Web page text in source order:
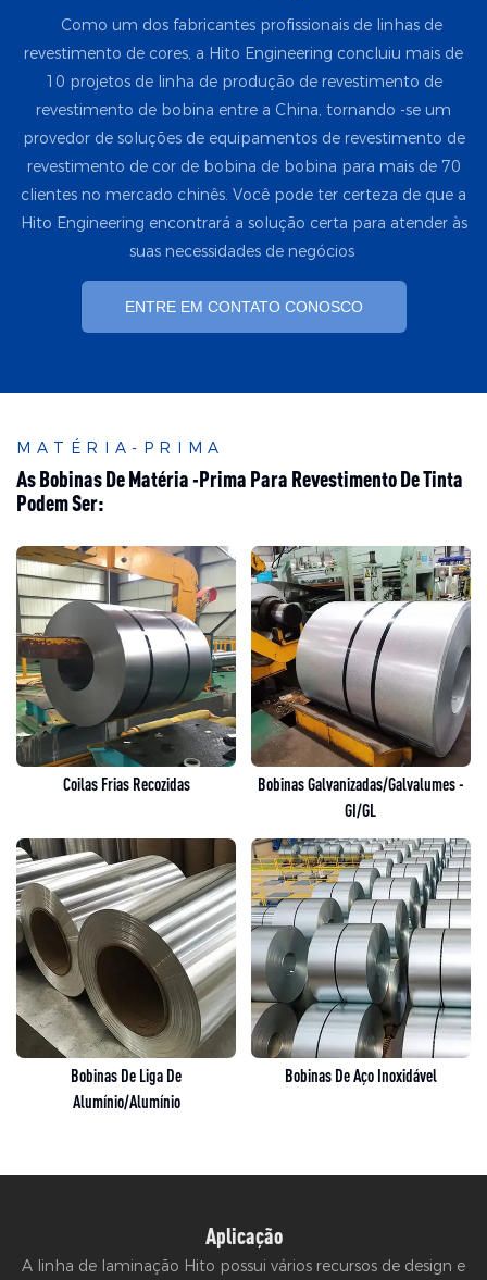
Como um dos fabricantes profissionais de linhas de
revestimento de cores, a Hito Engineering concluiu mais de
10 projetos de linha de produção de revestimento de
revestimento de bobina entre a China, tornando -se um
provedor de soluções de equipamentos de revestimento de
revestimento de cor de bobina de bobina para mais de 70
clientes no mercado chinês. Você pode ter certeza de que a
Hito Engineering encontrará a solução certa para atender às
suas necessidades de negócios
ENTRE EM CONTATO CONOSCO
MATÉRIA-PRIMA
As Bobinas De Matéria -prima Para Revestimento De Tinta
Podem Ser:
Coilas Frias Recozidas
Bobinas Galvanizadas/galvalumes -
GI/GL
Bobinas De Liga De
Alumínio/alumínio
Bobinas De Aço Inoxidável
Aplicação
A linha de laminação Hito possui vários recursos de design e